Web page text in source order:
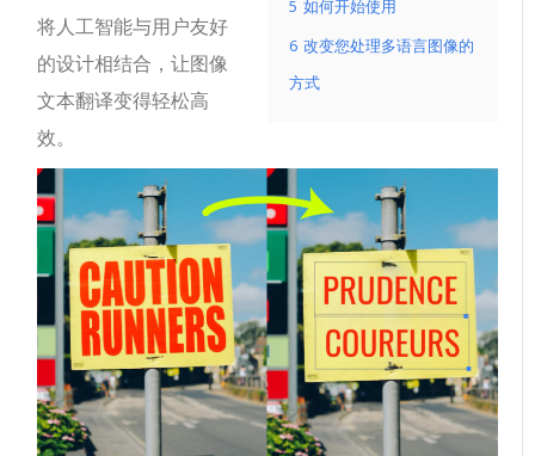
5 如何开始使用
6 改变您处理多语言图像的
方式
将人工智能与用户友好
的设计相结合，让图像
文本翻译变得轻松高
效。